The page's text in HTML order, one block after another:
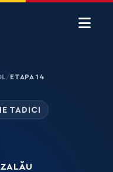
/ETAPA 14
TADICI